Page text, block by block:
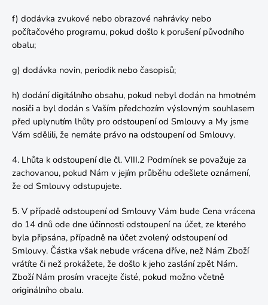
f) dodávka zvukové nebo obrazové nahrávky nebo
počítačového programu, pokud došlo k porušení původního
obalu;
g) dodávka novin, periodik nebo časopisů;
h) dodání digitálního obsahu, pokud nebyl dodán na hmotném
nosiči a byl dodán s Vaším předchozím výslovným souhlasem
před uplynutím lhůty pro odstoupení od Smlouvy a My jsme
Vám sdělili, že nemáte právo na odstoupení od Smlouvy.
4. Lhůta k odstoupení dle čl. VIII.2 Podmínek se považuje za
zachovanou, pokud Nám v jejím průběhu odešlete oznámení,
že od Smlouvy odstupujete.
5. V případě odstoupení od Smlouvy Vám bude Cena vrácena
do 14 dnů ode dne účinnosti odstoupení na účet, ze kterého
byla připsána, případně na účet zvolený odstoupení od
Smlouvy. Částka však nebude vrácena dříve, než Nám Zboží
vrátíte či než prokážete, že došlo k jeho zaslání zpět Nám.
Zboží Nám prosím vracejte čisté, pokud možno včetně
originálního obalu.